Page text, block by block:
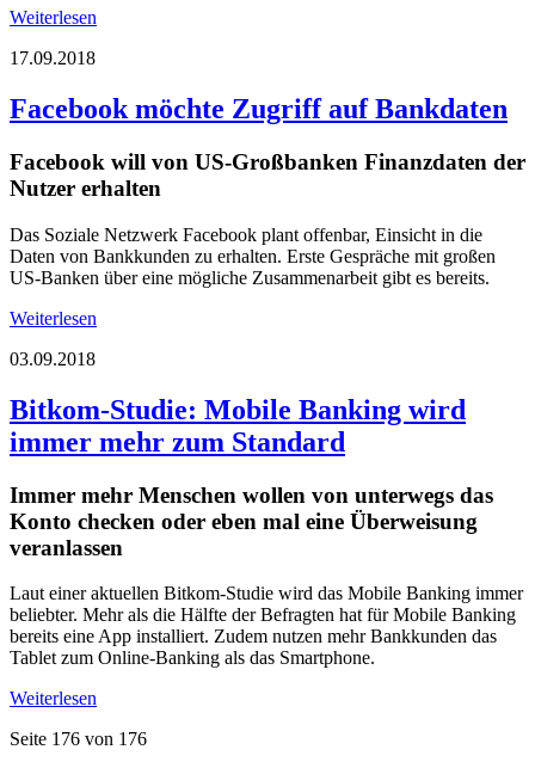
Weiterlesen
17.09.2018
Facebook möchte Zugriff auf Bankdaten
Facebook will von US-Großbanken Finanzdaten der
Nutzer erhalten
Das Soziale Netzwerk Facebook plant offenbar, Einsicht in die
Daten von Bankkunden zu erhalten. Erste Gespräche mit großen
US-Banken über eine mögliche Zusammenarbeit gibt es bereits.
Weiterlesen
03.09.2018
Bitkom-Studie: Mobile Banking wird
immer mehr zum Standard
Immer mehr Menschen wollen von unterwegs das
Konto checken oder eben mal eine Überweisung
veranlassen
Laut einer aktuellen Bitkom-Studie wird das Mobile Banking immer
beliebter. Mehr als die Hälfte der Befragten hat für Mobile Banking
bereits eine App installiert. Zudem nutzen mehr Bankkunden das
Tablet zum Online-Banking als das Smartphone.
Weiterlesen
Seite 176 von 176